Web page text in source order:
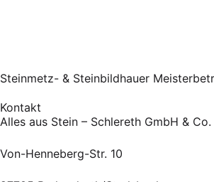
Steinmetz- & Steinbildhauer
Kontakt
Alles aus Stein – Schlereth GmbH & Co.
Von-Henneberg-Str. 10